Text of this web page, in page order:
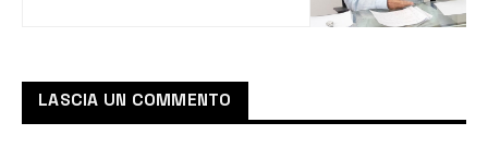
LASCIA UN COMMENTO